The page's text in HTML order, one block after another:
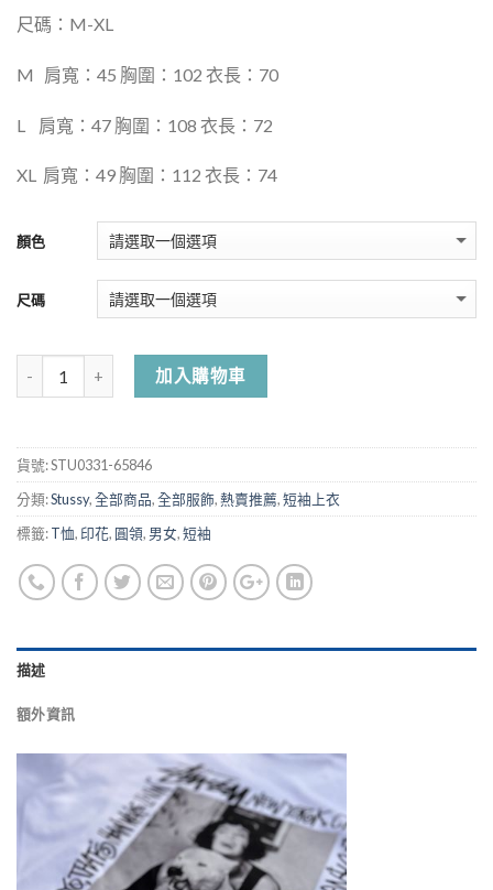
尺碼： M-XL
M 肩寬： 45 胸圍： 102 衣長： 70
L 肩寬： 47 胸圍： 108 衣長： 72
XL 肩寬： 49 胸圍： 112 衣長： 74
顏色
尺碼
加入購物車
貨號:STU0331-65846
分類:Stussy,全部商品,全部服飾,熱賣推薦,短袖上衣
標籤:T恤, 印花, 圓領, 男女,短袖
描述
額外資訊